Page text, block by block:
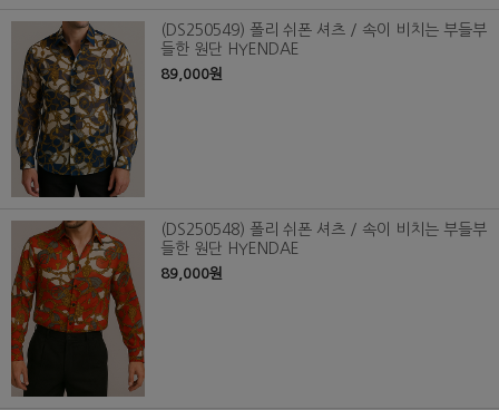
(DS250549) 폴리 쉬폰 셔츠 / 속이 비치는 부들부
들한 원단 HYENDAE
89,000원
(DS250548) 폴리 쉬폰 셔츠 / 속이 비치는 부들부
들한 원단 HYENDAE
89,000원